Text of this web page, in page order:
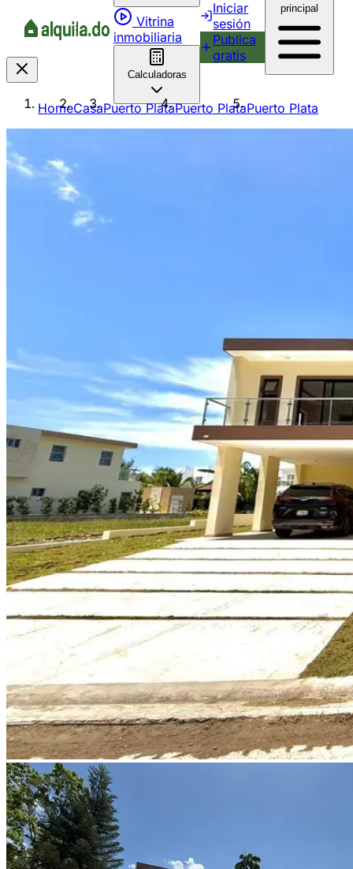
Vitrina
inmobiliaria
Calculadoras
Iniciar
sesión
Publica
gratis
principal
HomeCasaPuerto PlataPuerto PlataPuerto Plata